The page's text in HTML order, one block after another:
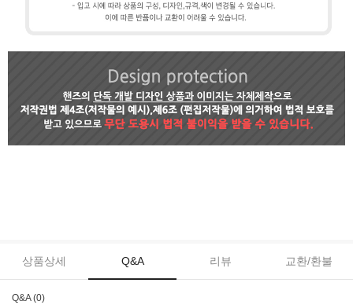
상품상세 Q&A 리뷰 교환/환불
Q&A (0)